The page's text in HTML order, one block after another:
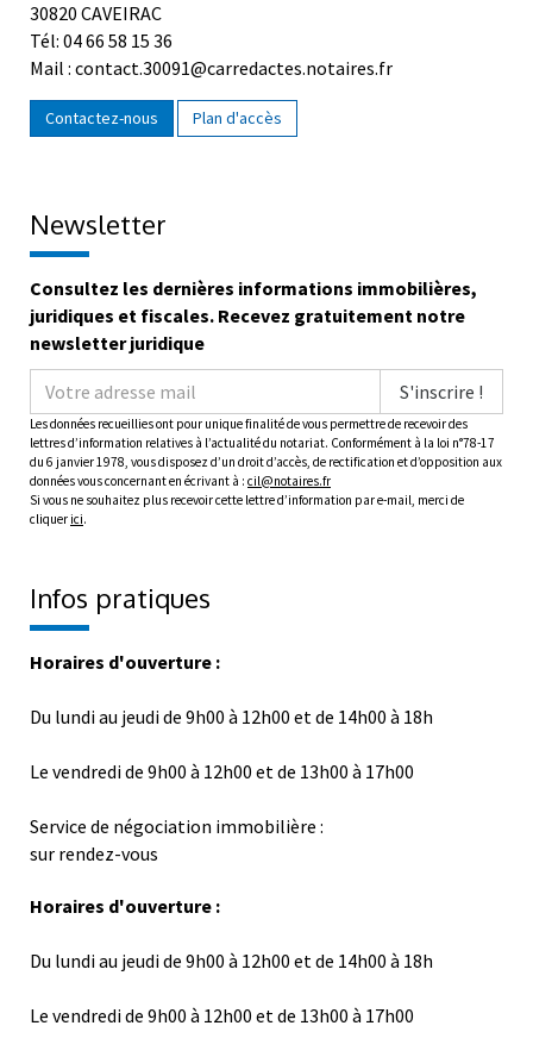
30820 CAVEIRAC
Tél: 04 66 58 15 36
Mail : contact.30091@carredactes.notaires.fr
Contactez-nous Plan d'accès
Newsletter
Consultez les dernières informations immobilières,
juridiques et fiscales. Recevez gratuitement notre
newsletter juridique
S'inscrire !
Les données recueillies ont pour unique finalité de vous permettre de recevoir des
lettres d’information relatives à l’actualité du notariat. Conformément à la loi n°78-17
du 6 janvier 1978, vous disposez d’un droit d’accès, de rectification et d’opposition aux
données vous concernant en écrivant à : cil@notaires.fr
Si vous ne souhaitez plus recevoir cette lettre d’information par e-mail, merci de
cliquer ici.
Infos pratiques
Horaires d'ouverture :
Du lundi au jeudi de 9h00 à 12h00 et de 14h00 à 18h
Le vendredi de 9h00 à 12h00 et de 13h00 à 17h00
Service de négociation immobilière :
sur rendez-vous
Horaires d'ouverture :
Du lundi au jeudi de 9h00 à 12h00 et de 14h00 à 18h
Le vendredi de 9h00 à 12h00 et de 13h00 à 17h00